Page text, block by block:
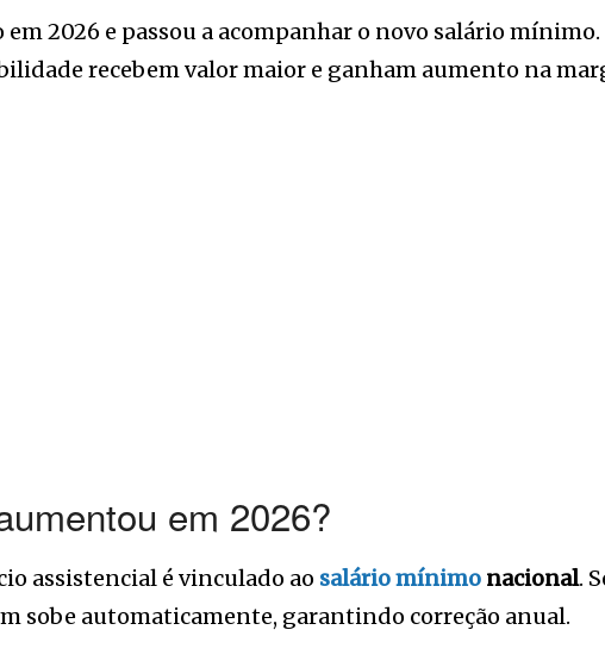
2026 e passou a acompanhar o novo salário mínimo.
recebem valor maior e ganham aumento na
em 2026?
assistencial é vinculado ao salário mínimo nacional.
sobe automaticamente, garantindo correção anual.